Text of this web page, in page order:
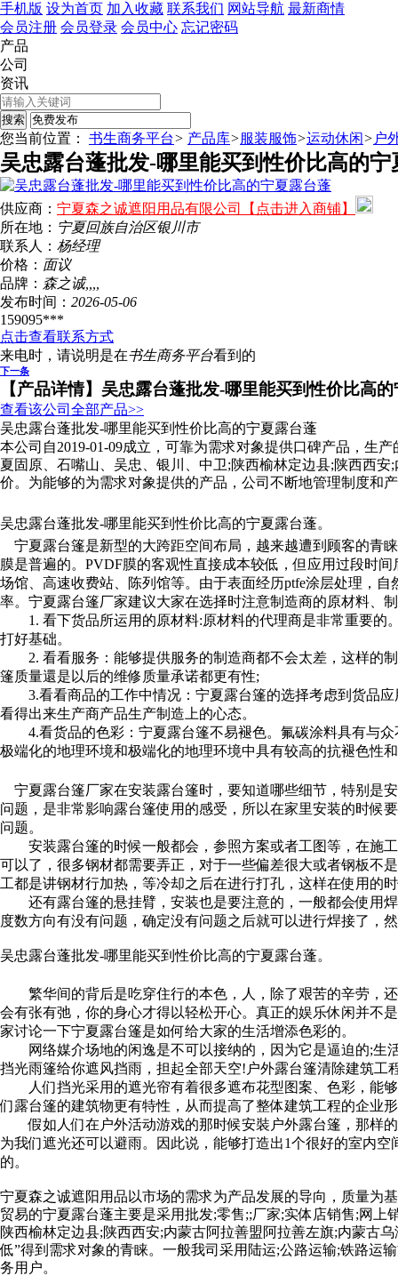
手机版 设为首页 加入收藏 联系我们 网站导航 最新商情
会员注册 会员登录 会员中心 忘记密码
产品
公司
资讯
您当前位置： 书生商务平台> 产品库>服装服饰>运动休闲> 户
吴忠露台蓬批发-哪里能买到性价比高的宁
供应商： 宁夏森之诚遮阳用品有限公司【点击进入商铺】
所在地： 宁夏回族自治区银川市
联系人： 杨经理
价格： 面议
品牌： 森之诚,,,,
发布时间： 2026-05-06
159095***
点击查看联系方式
来电时，请说明是在书生商务平台看到的
下一条
【产品详情】 吴忠露台蓬批发-哪里能买到性价比高
查看该公司全部产品>>
吴忠露台蓬批发-哪里能买到性价比高的宁夏露台蓬
本公司自2019-01-09成立，可靠为需求对象提供口碑产品，生
夏固原、石嘴山、吴忠、银川、中卫;陕西榆林定边县;陕西西
价。为能够的为需求对象提供的产品，公司不断地管理制度和
吴忠露台蓬批发-哪里能买到性价比高的宁夏露台蓬。
宁夏露台篷是新型的大跨距空间布局，越来越遭到顾客的青
膜是普遍的。PVDF膜的客观性直接成本较低，但应用过段时
场馆、高速收费站、陈列馆等。由于表面经历ptfe涂层处理，
率。宁夏露台篷厂家建议大家在选择时注意制造商的原材料、
1. 看下货品所运用的原材料:原材料的代理商是非常重要的
打好基础。
2. 看看服务：能够提供服务的制造商都不会太差，这样的
篷质量還是以后的维修质量承诺都更有性;
3.看看商品的工作中情况：宁夏露台篷的选择考虑到货品应
看得出来生产商产品生产制造上的心态。
4.看货品的色彩：宁夏露台篷不易褪色。氟碳涂料具有与众
极端化的地理环境和极端化的地理环境中具有较高的抗褪色性
宁夏露台篷厂家在安装露台篷时，要知道哪些细节，特别是
问题，是非常影响露台篷使用的感受，所以在家里安装的时候
问题。
安装露台篷的时候一般都会，参照方案或者工图等，在施工
可以了，很多钢材都需要弄正，对于一些偏差很大或者钢板不
工都是讲钢材行加热，等冷却之后在进行打孔，这样在使用的
还有露台篷的悬挂臂，安装也是要注意的，一般都会使用焊
度数方向有没有问题，确定没有问题之后就可以进行焊接了，
吴忠露台蓬批发-哪里能买到性价比高的宁夏露台蓬。
繁华间的背后是吃穿住行的本色，人，除了艰苦的辛劳，还
会有张有弛，你的身心才得以轻松开心。真正的娱乐休闲并不
家讨论一下宁夏露台篷是如何给大家的生活增添色彩的。
网络媒介场地的闲逸是不可以接纳的，因为它是逼迫的;生
挡光雨篷给你遮风挡雨，担起全部天空!户外露台篷清除建筑工
人们挡光采用的遮光帘有着很多遮布花型图案、色彩，能够
们露台篷的建筑物更有特性，从而提高了整体建筑工程的企业
假如人们在户外活动游戏的那时候安裝户外露台篷，那样的
为我们遮光还可以避雨。因此说，能够打造出1个很好的室内
的。
宁夏森之诚遮阳用品以市场的需求为产品发展的导向，质量为
贸易的宁夏露台蓬主要是采用批发;零售;;厂家;实体店销售;网
陕西榆林定边县;陕西西安;内蒙古阿拉善盟阿拉善左旗;内蒙古
低”得到需求对象的青睐。一般我司采用陆运;公路运输;铁路运
务用户。